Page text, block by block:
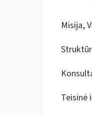
Misija,
Teisinė